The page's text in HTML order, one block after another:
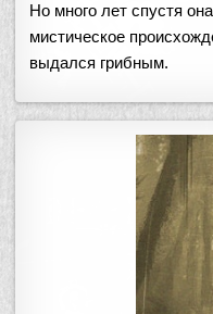
Но много лет спустя
мистическое
выдался грибным.